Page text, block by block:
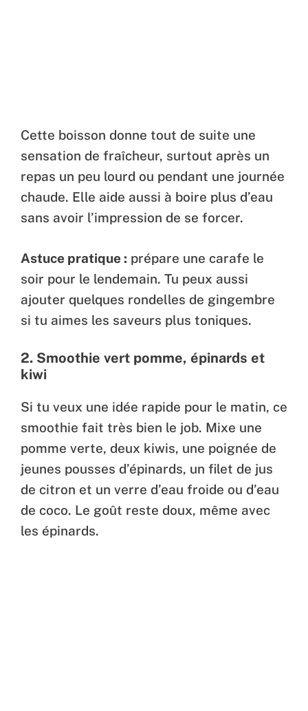
Cette boisson donne tout de suite une
sensation de fraîcheur, surtout après un
repas un peu lourd ou pendant une journée
chaude. Elle aide aussi à boire plus d’eau
sans avoir l’impression de se forcer.
Astuce pratique : prépare une carafe le
soir pour le lendemain. Tu peux aussi
ajouter quelques rondelles de gingembre
si tu aimes les saveurs plus toniques.
2. Smoothie vert pomme, épinards et
kiwi
Si tu veux une idée rapide pour le matin, ce
smoothie fait très bien le job. Mixe une
pomme verte, deux kiwis, une poignée de
jeunes pousses d’épinards, un filet de jus
de citron et un verre d’eau froide ou d’eau
de coco. Le goût reste doux, même avec
les épinards.